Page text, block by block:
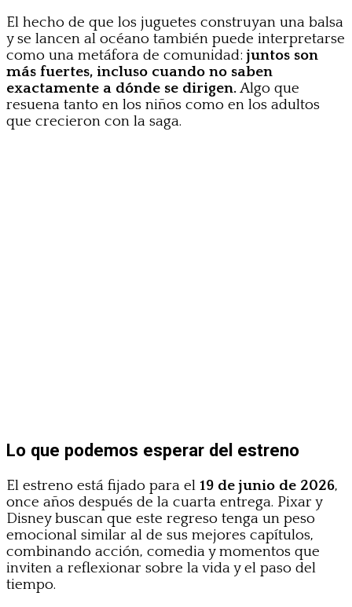
El hecho de que los juguetes construyan una balsa
y se lancen al océano también puede interpretarse
como una metáfora de comunidad:juntos son
más fuertes, incluso cuando no saben
exactamente a dónde se dirigen.Algo que
resuena tanto en los niños como en los adultos
que crecieron con la saga.
Lo que podemos esperar del estreno
El estreno está fijado para el 19 de junio de 2026,
once años después de la cuarta entrega. Pixar y
Disney buscan que este regreso tenga un peso
emocional similar al de sus mejores capítulos,
combinando acción, comedia y momentos que
inviten a reflexionar sobre la vida y el paso del
tiempo.